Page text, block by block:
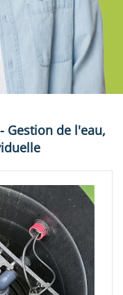
Gestion de l'eau,